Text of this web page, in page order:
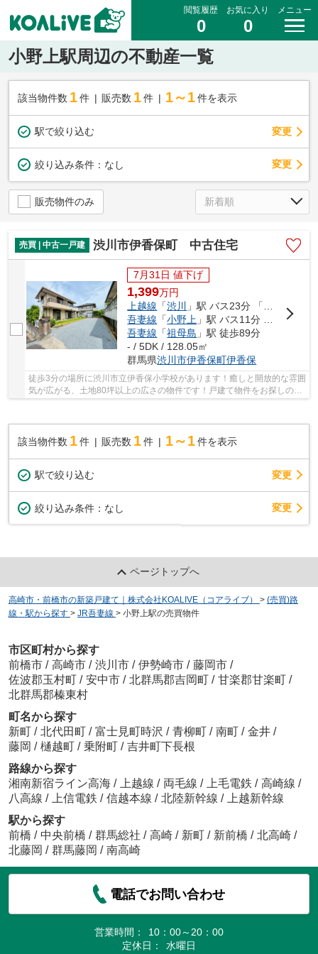
閲覧履歴
0
お気に入り
0
メニュー
小野上駅周辺の不動産一覧
該当物件数 1件 販売数 1 件 1～1 件を表示
駅で絞り込む 変更
絞り込み条件： なし 変更
販売物件のみ
売買 | 中古一戸建 渋川市伊香保町 中古住宅
7月31日 値下げ
1,399万円
上越線 「渋川
」駅 バス23分 「見晴下（渋川市）」 停歩9分
吾妻線 「小野上 」駅 バス11分 「湯中子」 停歩18分
吾妻線 「祖母島 」駅 徒歩89分
- / 5DK / 128.05㎡
群馬県渋川市伊香保町伊香保
徒歩3分の場所に渋川市立伊香保小学校があります！癒しと開放的な雰囲
気が広がる、土地80坪以上の広さの物件です！戸建て物件をお探しの方
該当物件数 1件 販売数 1 件 1～1 件を表示
駅で絞り込む 変更
絞り込み条件： なし 変更
ページトップへ
高崎市・前橋市の新築戸建て｜株式会社KOALIVE（コアライブ） > (売買)路
線・駅から探す > JR吾妻線 > 小野上駅の売買物件
市区町村から探す
前橋市 / 高崎市 / 渋川市 / 伊勢崎市 / 藤岡市 /
佐波郡玉村町 / 安中市 / 北群馬郡吉岡町 / 甘楽郡甘楽町 /
北群馬郡榛東村
町名から探す
新町 / 北代田町 / 富士見町時沢 / 青柳町 / 南町 / 金井 /
藤岡 / 樋越町 / 乗附町 / 吉井町下長根
路線から探す
湘南新宿ライン高海 / 上越線 / 両毛線 / 上毛電鉄 / 高崎線 /
八高線 / 上信電鉄 / 信越本線 / 北陸新幹線 /
上越新幹線
駅から探す
前橋 / 中央前橋 / 群馬総社 / 高崎 / 新町 / 新前橋 / 北高崎 /
北藤岡 / 群馬藤岡 / 南高崎
電話でお問い合わせ
営業時間：
10：00～20：00
定休日：
水曜日